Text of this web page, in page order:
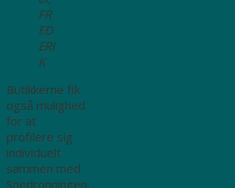
FR
ED
ERI
K
Butikkerne fik
også mulighed
for at
profilere sig
individuelt
sammen med
Snedronningen.